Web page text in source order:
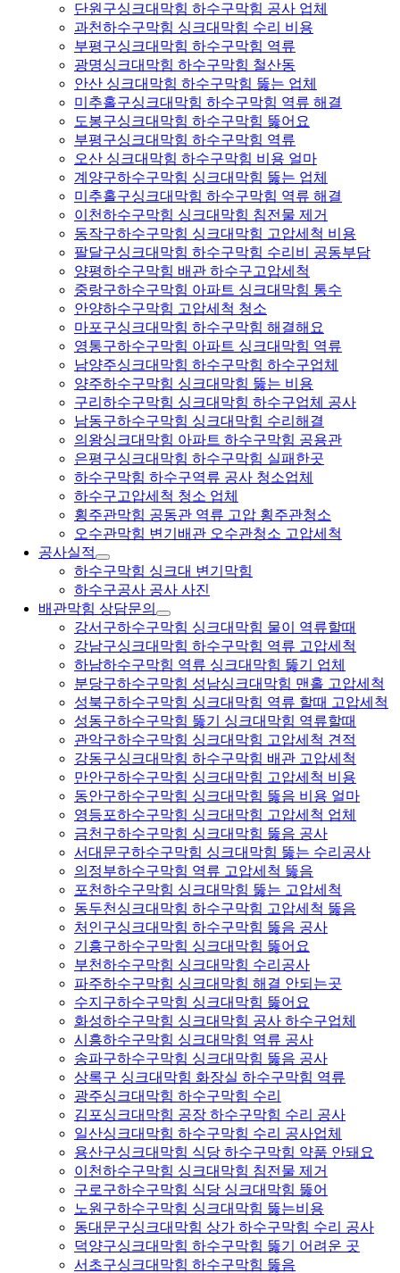
단원구싱크대막힘 하수구막힘 공사 업체
과천하수구막힘 싱크대막힘 수리 비용
부평구싱크대막힘 하수구막힘 역류
광명싱크대막힘 하수구막힘 철산동
안산 싱크대막힘 하수구막힘 뚫는 업체
미추홀구싱크대막힘 하수구막힘 역류 해결
도봉구싱크대막힘 하수구막힘 뚫어요
부평구싱크대막힘 하수구막힘 역류
오산 싱크대막힘 하수구막힘 비용 얼마
계양구하수구막힘 싱크대막힘 뚫는 업체
미추홀구싱크대막힘 하수구막힘 역류 해결
이천하수구막힘 싱크대막힘 침전물 제거
동작구하수구막힘 싱크대막힘 고압세척 비용
팔달구싱크대막힘 하수구막힘 수리비 공동부담
양평하수구막힘 배관 하수구고압세척
중랑구하수구막힘 아파트 싱크대막힘 통수
안양하수구막힘 고압세척 청소
마포구싱크대막힘 하수구막힘 해결해요
영통구하수구막힘 아파트 싱크대막힘 역류
남양주싱크대막힘 하수구막힘 하수구업체
양주하수구막힘 싱크대막힘 뚫는 비용
구리하수구막힘 싱크대막힘 하수구업체 공사
남동구하수구막힘 싱크대막힘 수리해결
의왕싱크대막힘 아파트 하수구막힘 공용관
은평구싱크대막힘 하수구막힘 실패한곳
하수구막힘 하수구역류 공사 청소업체
하수구고압세척 청소 업체
횡주관막힘 공동관 역류 고압 횡주관청소
오수관막힘 변기배관 오수관청소 고압세척
공사실적
하수구막힘 싱크대 변기막힘
하수구공사 공사 사진
배관막힘 상담문의
강서구하수구막힘 싱크대막힘 물이 역류할때
강남구싱크대막힘 하수구막힘 역류 고압세척
하남하수구막힘 역류 싱크대막힘 뚫기 업체
분당구하수구막힘 성남싱크대막힘 맨홀 고압세척
성북구하수구막힘 싱크대막힘 역류 할때 고압세척
성동구하수구막힘 뚫기 싱크대막힘 역류할때
관악구하수구막힘 싱크대막힘 고압세척 견적
강동구싱크대막힘 하수구막힘 배관 고압세척
만안구하수구막힘 싱크대막힘 고압세척 비용
동안구하수구막힘 싱크대막힘 뚫음 비용 얼마
영등포하수구막힘 싱크대막힘 고압세척 업체
금천구하수구막힘 싱크대막힘 뚫음 공사
서대문구하수구막힘 싱크대막힘 뚫는 수리공사
의정부하수구막힘 역류 고압세척 뚫음
포천하수구막힘 싱크대막힘 뚫는 고압세척
동두천싱크대막힘 하수구막힘 고압세척 뚫음
처인구싱크대막힘 하수구막힘 뚫음 공사
기흥구하수구막힘 싱크대막힘 뚫어요
부천하수구막힘 싱크대막힘 수리공사
파주하수구막힘 싱크대막힘 해결 안되는곳
수지구하수구막힘 싱크대막힘 뚫어요
화성하수구막힘 싱크대막힘 공사 하수구업체
시흥하수구막힘 싱크대막힘 역류 공사
송파구하수구막힘 싱크대막힘 뚫음 공사
상록구 싱크대막힘 화장실 하수구막힘 역류
광주싱크대막힘 하수구막힘 수리
김포싱크대막힘 공장 하수구막힘 수리 공사
일산싱크대막힘 하수구막힘 수리 공사업체
용산구싱크대막힘 식당 하수구막힘 약품 안돼요
이천하수구막힘 싱크대막힘 침전물 제거
구로구하수구막힘 식당 싱크대막힘 뚫어
노원구하수구막힘 싱크대막힘 뚫는비용
동대문구싱크대막힘 상가 하수구막힘 수리 공사
덕양구싱크대막힘 하수구막힘 뚫기 어려운 곳
서초구싱크대막힘 하수구막힘 뚫음